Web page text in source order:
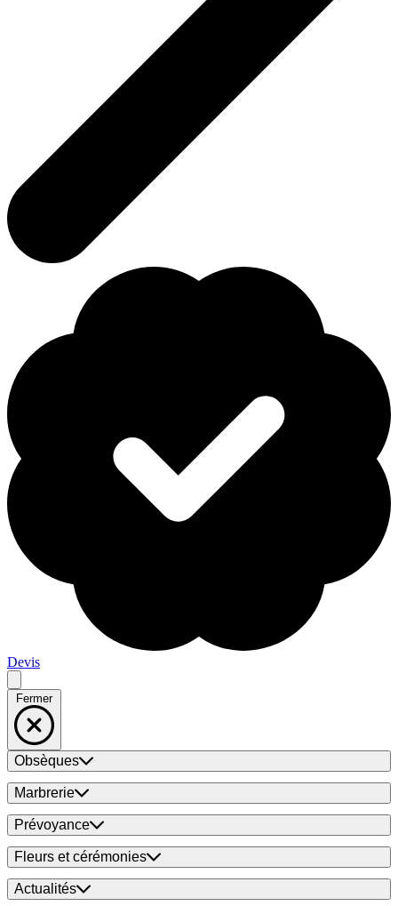
Devis
Fermer
Obsèques
Marbrerie
Prévoyance
Fleurs et cérémonies
Actualités